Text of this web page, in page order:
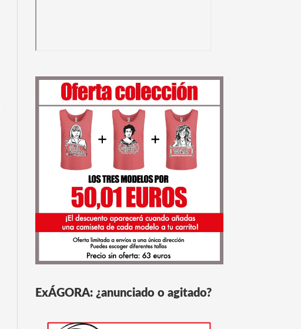
ExÁGORA: ¿anunciado o agitado?